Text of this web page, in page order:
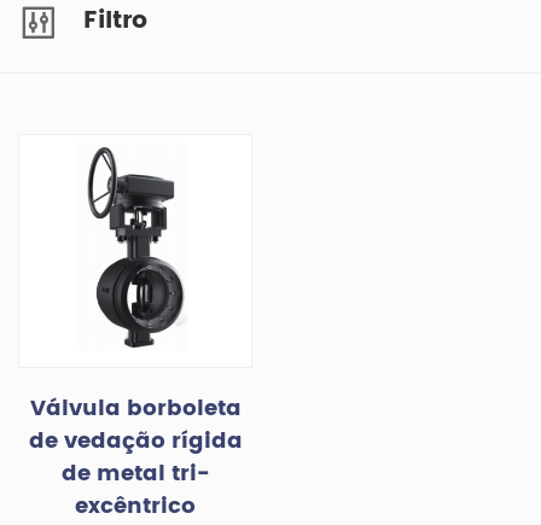
Filtro
Válvula borboleta
de vedação rígida
de metal tri-
excêntrico